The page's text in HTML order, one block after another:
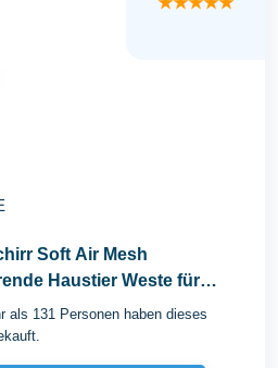
Soft Air Mesh
Haustier Weste für
als 131 Personen haben dieses